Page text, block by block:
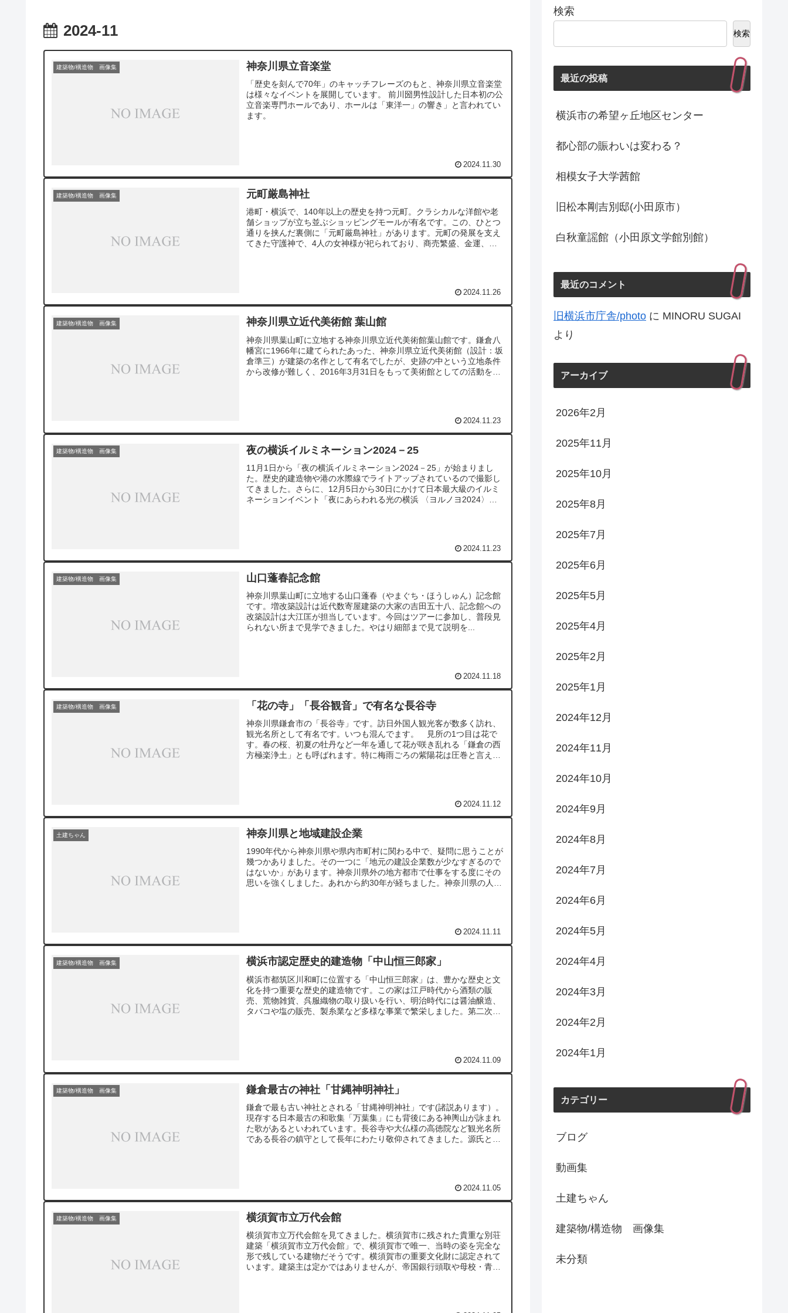
2024-11
建築物/構造物 画像集 神奈川県立音楽堂
「歴史を刻んで70年」のキャッチフレーズのもと、神奈川県立音楽堂
は様々なイベントを展開しています。 前川圀男性設計した日本初の公
立音楽専門ホールであり、ホールは「東洋一」の響き」と言われてい
ます。
2024.11.30
建築物/構造物 画像集 元町厳島神社
港町・横浜で、140年以上の歴史を持つ元町。クラシカルな洋館や老
舗ショップが立ち並ぶショッピングモールが有名です。この、ひとつ
通りを挟んだ裏側に「元町厳島神社」があります。元町の発展を支え
てきた守護神で、4人の女神様が祀られており、商売繁盛、金運、子
2024.11.26
建築物/構造物 画像集 神奈川県立近代美術館 葉山館
神奈川県葉山町に立地する神奈川県立近代美術館葉山館です。鎌倉八
幡宮に1966年に建てられたあった、神奈川県立近代美術館（設計：坂
倉準三）が建築の名作として有名でしたが、史跡の中という立地条件
から改修が難しく、2016年3月31日をもって美術館としての活動を休
2024.11.23
建築物/構造物 画像集 夜の横浜イルミネーション2024－25
11月1日から「夜の横浜イルミネーション2024－25」が始まりまし
た。歴史的建造物や港の水際線でライトアップされているので撮影し
てきました。さらに、12月5日から30日にかけて日本最大級のイルミ
ネーションイベント「夜にあらわれる光の横浜 〈ヨルノヨ2024〉」
2024.11.23
建築物/構造物 画像集 山口蓬春記念館
神奈川県葉山町に立地する山口蓬春（やまぐち・ほうしゅん）記念館
です。増改築設計は近代数寄屋建築の大家の吉田五十八、記念館への
改築設計は大江匡が担当しています。今回はツアーに参加し、普段見
られない所まで見学できました。やはり細部まで見て説明を...
2024.11.18
建築物/構造物 画像集 「花の寺」「長谷観音」で有名な長谷寺
神奈川県鎌倉市の「長谷寺」です。訪日外国人観光客が数多く訪れ、
観光名所として有名です。いつも混んでます。 見所の1つ目は花で
す。春の桜、初夏の牡丹など一年を通して花が咲き乱れる「鎌倉の西
方極楽浄土」とも呼ばれます。特に梅雨ごろの紫陽花は圧巻と言える
2024.11.12
土建ちゃん 神奈川県と地域建設企業
1990年代から神奈川県や県内市町村に関わる中で、疑問に思うことが
幾つかありました。その一つに「地元の建設企業数が少なすぎるので
はないか」があります。神奈川県外の地方都市で仕事をする度にその
思いを強くしました。あれから約30年が経ちました。神奈川県の人口
2024.11.11
建築物/構造物 画像集 横浜市認定歴史的建造物「中山恒三郎家」
横浜市都筑区川和町に位置する「中山恒三郎家」は、豊かな歴史と文
化を持つ重要な歴史的建造物です。この家は江戸時代から酒類の販
売、荒物雑貨、呉服織物の取り扱いを行い、明治時代には醤油醸造、
タバコや塩の販売、製糸業など多様な事業で繁栄しました。第二次世
山には神社の「松林社」があります。一帯の敷地5千坪の中には、多
くの神様を祭祀しており、周辺一帯の整備を完遂するにあたり、神々
を合祀した本社を建立しました。天照皇大御神、宇迦之御魂大神（白
笹稲荷大神・中山家主祭神）、奥村大神（伏見稲荷大社の末社）、大
国主大神(事業繁栄の神）、八幡社大神（川和地区の氏神）、庚神大神
（荒神も合祀）、白富士大明神（中山家の祖神）、宇迦龍蛇神（中山
家の屋敷神）です。神社の左右には、御祭神として、雨忍穂耳大神・
薬師如来、鬼子母神（安産と子どもの守り神）が祀られています。見
2024.11.09
建築物/構造物 画像集 鎌倉最古の神社「甘縄神明神社」
鎌倉で最も古い神社とされる「甘縄神明神社」です(諸説あります）。
現存する日本最古の和歌集「万葉集」にも背後にある神輿山が詠まれ
た歌があるといわれています。長谷寺や大仏様の高徳院など観光名所
である長谷の鎮守として長年にわたり敬仰されてきました。源氏と深
2024.11.05
建築物/構造物 画像集 横須賀市立万代会館
横須賀市立万代会館を見てきました。横須賀市に残された貴重な別荘
建築「横須賀市立万代会館」で、横須賀市で唯一、当時の姿を完全な
形で残している建物だそうです。横須賀市の重要文化財に認定されて
います。建築主は定かではありませんが、帝国銀行頭取や母校・青山
検索
検索
最近の投稿
横浜市の希望ヶ丘地区センター
都心部の賑わいは変わる？
相模女子大学茜館
旧松本剛吉別邸(小田原市）
白秋童謡館（小田原文学館別館）
最近のコメント
旧横浜市庁舎/photo に MINORU SUGAI
より
アーカイブ
2026年2月
2025年11月
2025年10月
2025年8月
2025年7月
2025年6月
2025年5月
2025年4月
2025年2月
2025年1月
2024年12月
2024年11月
2024年10月
2024年9月
2024年8月
2024年7月
2024年6月
2024年5月
2024年4月
2024年3月
2024年2月
2024年1月
カテゴリー
ブログ
動画集
土建ちゃん
建築物/構造物 画像集
未分類